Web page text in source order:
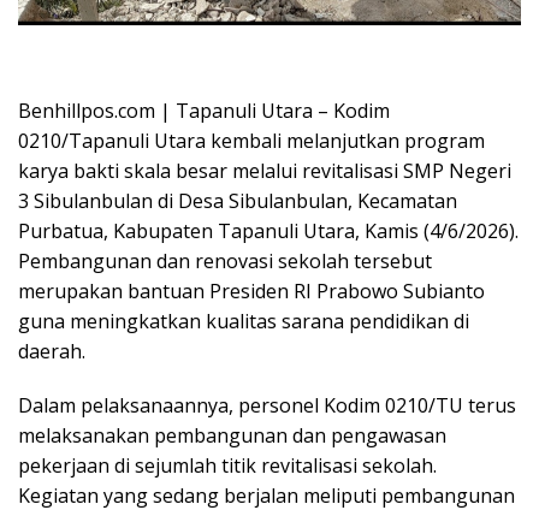
Benhillpos.com | Tapanuli Utara – Kodim
0210/Tapanuli Utara kembali melanjutkan program
karya bakti skala besar melalui revitalisasi SMP Negeri
3 Sibulanbulan di Desa Sibulanbulan, Kecamatan
Purbatua, Kabupaten Tapanuli Utara, Kamis (4/6/2026).
Pembangunan dan renovasi sekolah tersebut
merupakan bantuan Presiden RI Prabowo Subianto
guna meningkatkan kualitas sarana pendidikan di
daerah.
Dalam pelaksanaannya, personel Kodim 0210/TU terus
melaksanakan pembangunan dan pengawasan
pekerjaan di sejumlah titik revitalisasi sekolah.
Kegiatan yang sedang berjalan meliputi pembangunan